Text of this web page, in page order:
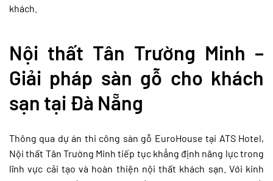
khách.
Nội thất Tân Trường Minh –
Giải pháp sàn gỗ cho khách
sạn tại Đà Nẵng
Thông qua dự án thi công sàn gỗ EuroHouse tại ATS Hotel,
Nội thất Tân Trường Minh tiếp tục khẳng định năng lực trong
lĩnh vực cải tạo và hoàn thiện nội thất khách sạn. Với kinh